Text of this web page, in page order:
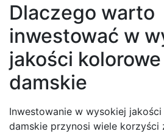
Dlaczego warto
inwestować w
jakości
damskie
Inwestowanie w wysokiej
damskie przynosi wiele korzyści